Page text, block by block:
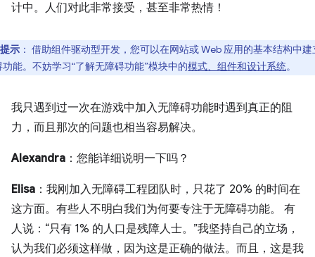
计中。人们对此非常接受，甚至非常热情！
提示 ： 借助组件驱动型开发，您可以在网站或 Web 应用的基本结构中建
功能。不妨学习“了解无障碍功能”模块中的模式、组件和设计系统。
我只遇到过一次在游戏中加入无障碍功能时遇到真正的阻
力，而且那次的问题也相当容易解决。
Alexandra ：您能详细说明一下吗？
Elisa ：我刚加入无障碍工程团队时，只花了 20% 的时间在
这方面。有些人不明白我们为何要专注于无障碍功能。 有
人说：“只有 1% 的人口是残障人士。”我坚持自己的立场，
认为我们必须这样做，因为这是正确的做法。而且，这是我